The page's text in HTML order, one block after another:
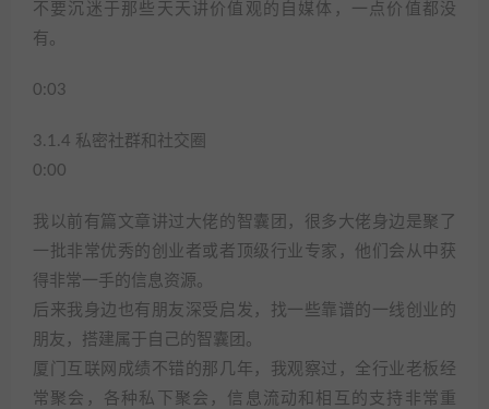
不要沉迷于那些天天讲价值观的自媒体，一点价值都没
有。
0:03
3.1.4 私密社群和社交圈
0:00
我以前有篇文章讲过大佬的智囊团，很多大佬身边是聚了
一批非常优秀的创业者或者顶级行业专家，他们会从中获
得非常一手的信息资源。
后来我身边也有朋友深受启发，找一些靠谱的一线创业的
朋友，搭建属于自己的智囊团。
厦门互联网成绩不错的那几年，我观察过，全行业老板经
常聚会，各种私下聚会，信息流动和相互的支持非常重